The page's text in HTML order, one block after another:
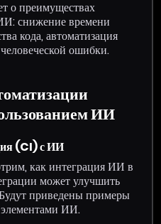
о преимуществах
снижение времени
кода, автоматизация
ошибки.
ИИ
(CI) с ИИ
как интеграция ИИ в
может улучшить
приведены примеры
ИИ.